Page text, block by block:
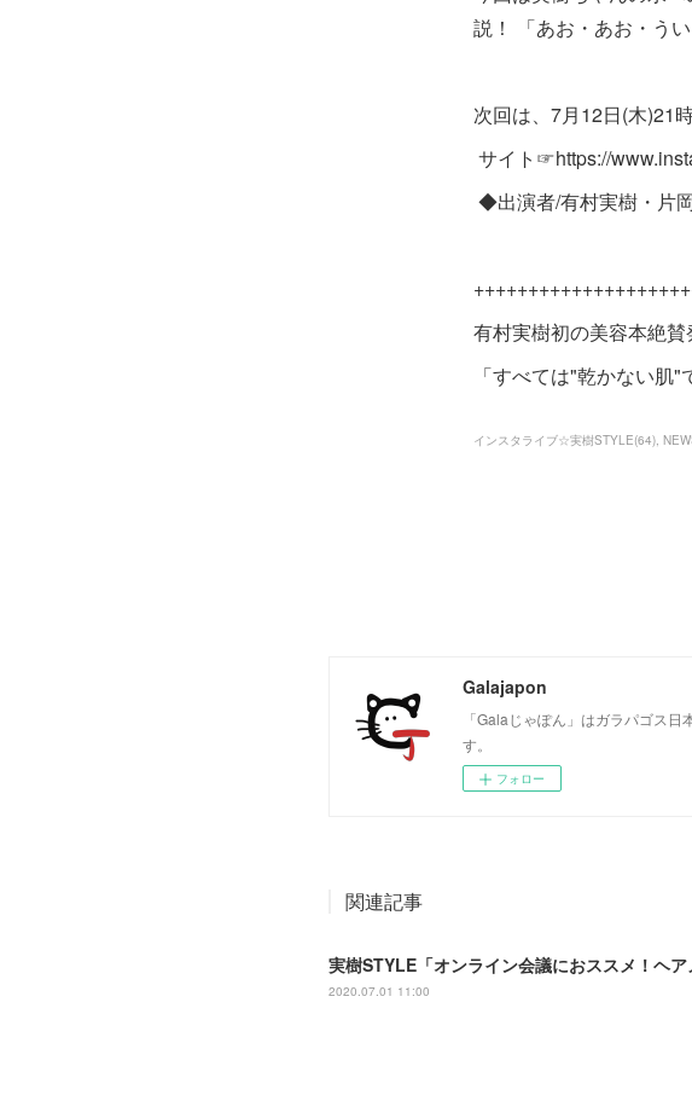
説！ 「あお・あお・う
次回は、7月12日(木)21
サイト☞https://
◆出演者/有村実樹・片
有村実樹初の美容本絶賛
「すべては"乾かない肌"
インスタライブ☆実樹STYLE(64)
Galajapon
「Galaじゃぽん」はガラパゴス
す。
フォロー
関連記事
実樹STYLE「オンライン会議におススメ！ヘア
2020.07.01 11:00